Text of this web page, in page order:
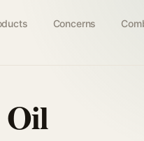
Concerns
Oil